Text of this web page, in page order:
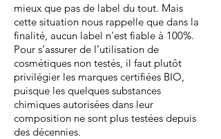
mieux que pas de label du tout. Mais
cette situation nous rappelle que dans la
finalité, aucun label n’est fiable à 100%.
Pour s’assurer de l’utilisation de
cosmétiques non testés, il faut plutôt
privilégier les marques certifiées BIO,
puisque les quelques substances
chimiques autorisées dans leur
composition ne sont plus testées depuis
des décennies.